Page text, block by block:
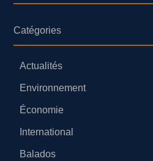
Catégories
Actualités
Environnement
Économie
International
Balados